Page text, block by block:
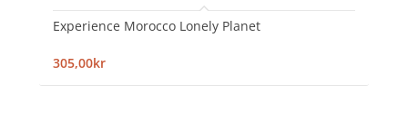
Experience Morocco Lonely Planet
305,00kr